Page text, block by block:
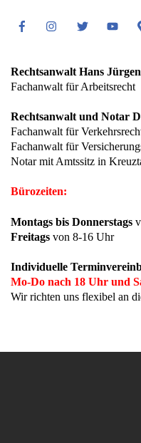
FacebookInstagramTwitter Youtube
Rechtsanwalt Hans
Fachanwalt für Arbeitsrecht
Rechtsanwalt und Notar
Fachanwalt für
Fachanwalt für
Notar mit Amtssitz in
Bürozeiten:
Montags bis Donnerstags
Freitags von 8-16 Uhr
Individuelle
Mo-Do nach 18 Uhr und
Wir richten uns flexibel an